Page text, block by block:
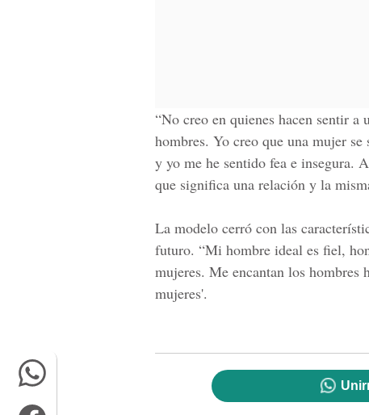
“No creo en quienes hacen sentir
hombres. Yo creo que una mujer
y yo me he sentido fea e insegura.
que significa una relación y la
La modelo cerró con las
futuro. “Mi hombre ideal es fiel,
mujeres. Me encantan los hombres
mujeres'.